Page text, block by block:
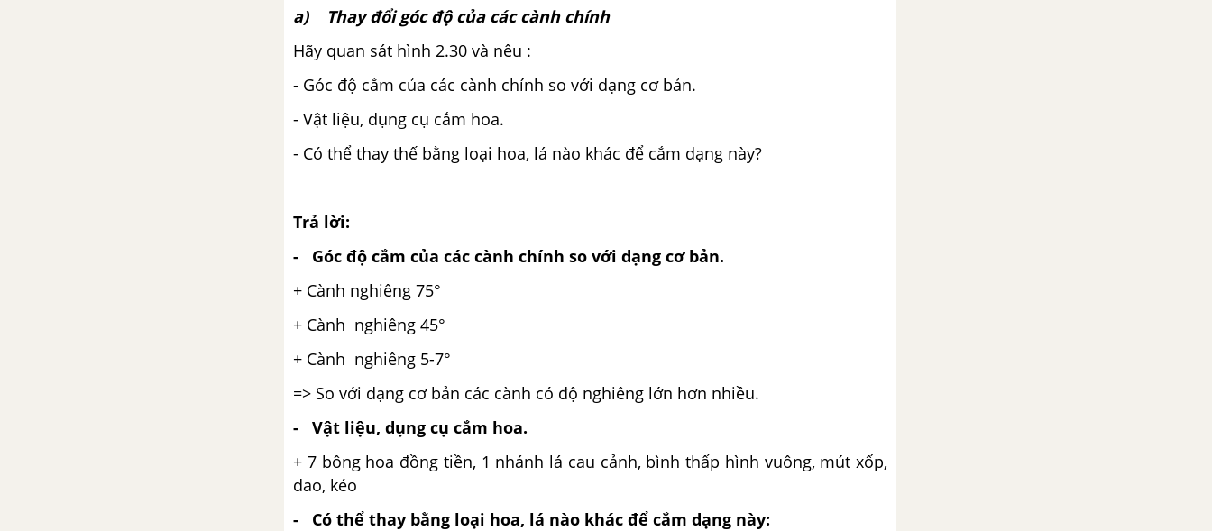
a) Thay đổi góc độ của các cành chính
Hãy quan sát hình 2.30 và nêu :
- Góc độ cắm của các cành chính so với dạng cơ bản.
- Vật liệu, dụng cụ cắm hoa.
- Có thể thay thế bằng loại hoa, lá nào khác để cắm dạng này?
Trả lời:
- Góc độ cắm của các cành chính so với dạng cơ bản.
+ Cành nghiêng 75°
+ Cành nghiêng 45°
+ Cành nghiêng 5-7°
=> So với dạng cơ bản các cành có độ nghiêng lớn hơn nhiều.
- Vật liệu, dụng cụ cắm hoa.
+ 7 bông hoa đồng tiền, 1 nhánh lá cau cảnh, bình thấp hình vuông, mút xốp,
dao, kéo
- Có thể thay bằng loại hoa, lá nào khác để cắm dạng này: